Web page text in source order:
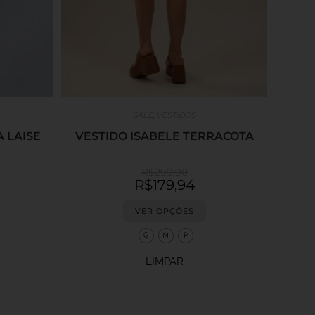
LAISE
,
VESTIDO ISABELE TERRACOTA
R$179,94
VER OPÇÕES
G M P
LIMPAR